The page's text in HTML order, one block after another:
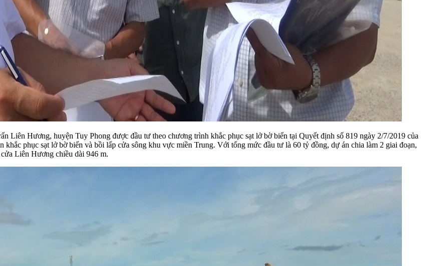
Liên Hương, huyện Tuy Phong được đầu tư theo chương trình khắc phục sạt lở bờ biển tại Quyết định số 819 ngày 2/7/2019 của
phục sạt lở bờ biển và bồi lấp cửa sông khu vực miền Trung. Với tổng mức đầu tư là 60 tỷ đồng, dự án chia làm 2 giai đoạn,
Liên Hương chiều dài 946 m.